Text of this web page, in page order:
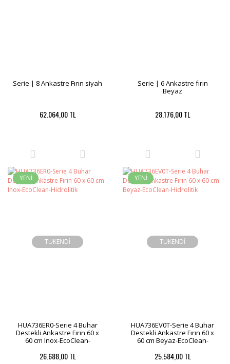
Serie | 8 Ankastre Fırın siyah
62.064,00 TL
Serie | 6 Ankastre fırın
Beyaz
28.176,00 TL
YENİ
TÜKENDİ
HUA736ER0-Serie 4 Buhar
Destekli Ankastre Fırın 60 x
60 cm Inox-EcoClean-
26.688,00 TL
YENİ
TÜKENDİ
HUA736EV0T-Serie 4 Buhar
Destekli Ankastre Fırın 60 x
60 cm Beyaz-EcoClean-
25.584,00 TL